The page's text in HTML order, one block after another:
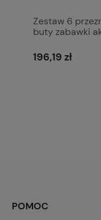
Zestaw 6
buty zabawki
196,19 zł
POMOC